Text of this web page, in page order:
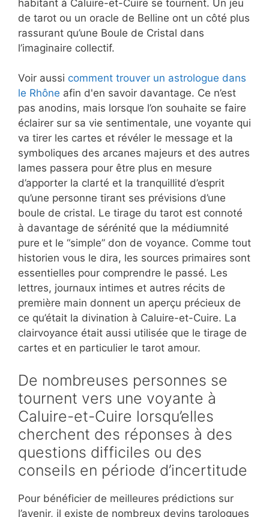
habitant à Caluire-et-Cuire se tournent. Un jeu
de tarot ou un oracle de Belline ont un côté plus
rassurant qu’une Boule de Cristal dans
l’imaginaire collectif.
Voir aussi comment trouver un astrologue dans
le Rhône afin d'en savoir davantage. Ce n’est
pas anodins, mais lorsque l’on souhaite se faire
éclairer sur sa vie sentimentale, une voyante qui
va tirer les cartes et révéler le message et la
symboliques des arcanes majeurs et des autres
lames passera pour être plus en mesure
d’apporter la clarté et la tranquillité d’esprit
qu’une personne tirant ses prévisions d’une
boule de cristal. Le tirage du tarot est connoté
à davantage de sérénité que la médiumnité
pure et le “simple” don de voyance. Comme tout
historien vous le dira, les sources primaires sont
essentielles pour comprendre le passé. Les
lettres, journaux intimes et autres récits de
première main donnent un aperçu précieux de
ce qu’était la divination à Caluire-et-Cuire. La
clairvoyance était aussi utilisée que le tirage de
cartes et en particulier le tarot amour.
De nombreuses personnes se
tournent vers une voyante à
Caluire-et-Cuire lorsqu’elles
cherchent des réponses à des
questions difficiles ou des
conseils en période d’incertitude
Pour bénéficier de meilleures prédictions sur
l’avenir, il existe de nombreux devins tarologues